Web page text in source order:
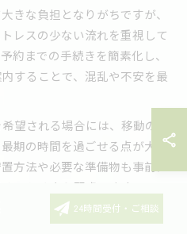
きな負担となりがちですが、
レスの少ない流れを重視して
約までの手続きを簡素化し、
することで、混乱や不安を最
望される場合には、移動の負
期の時間を過ごせる点が大き
方法や必要な準備物も事前に
られるよう配慮します。
きや説明が負担にならないよ
24時間受付・ご相談